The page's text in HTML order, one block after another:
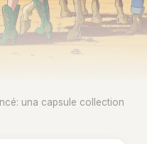
una capsule collection